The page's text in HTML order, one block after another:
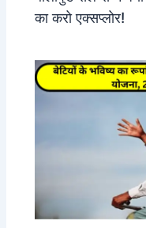
का करो एक्सप्लोर!